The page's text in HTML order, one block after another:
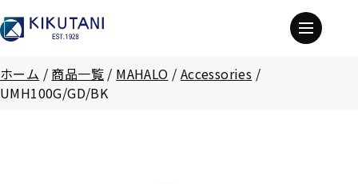
ホーム / 商品一覧 / MAHALO / Accessories /
UMH100G/GD/BK